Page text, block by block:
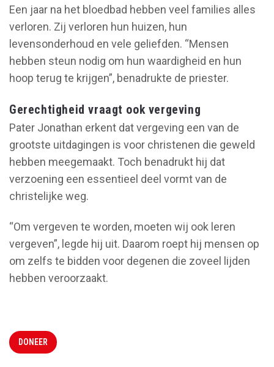
Een jaar na het bloedbad hebben veel families alles
verloren. Zij verloren hun huizen, hun
levensonderhoud en vele geliefden. “Mensen
hebben steun nodig om hun waardigheid en hun
hoop terug te krijgen”, benadrukte de priester.
Gerechtigheid vraagt ook vergeving
Pater Jonathan erkent dat vergeving een van de
grootste uitdagingen is voor christenen die geweld
hebben meegemaakt. Toch benadrukt hij dat
verzoening een essentieel deel vormt van de
christelijke weg.
“Om vergeven te worden, moeten wij ook leren
vergeven”, legde hij uit. Daarom roept hij mensen op
om zelfs te bidden voor degenen die zoveel lijden
hebben veroorzaakt.
DONEER